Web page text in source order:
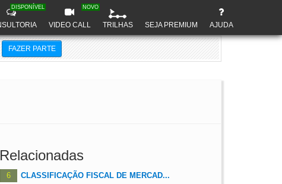
DISPONÍVEL
VIDEO CALL
NOVO
TRILHAS SEJA PREMIUM AJUDA
FAZER PARTE
Relacionadas
6 CLASSIFICAÇÃO FISCAL DE MERCAD...